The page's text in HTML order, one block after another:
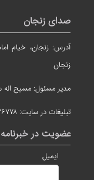
صدای زنجان
آدرس: زنجان، خیام
زنجان
مدیر مسئول: مسیح اله
تبلیغات در سایت: ۳۳۳۳۶۷۷۸-۰۲۴
عضویت در خبرنامه
ایمیل